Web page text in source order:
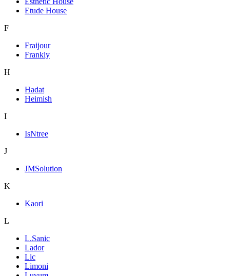
Etude House
F
Fraijour
Frankly
H
Hadat
Heimish
I
IsNtree
J
JMSolution
K
Kaori
L
L.Sanic
Lador
Lic
Limoni